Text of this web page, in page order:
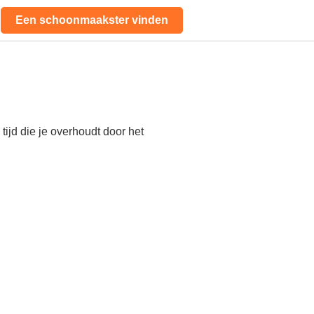
Een schoonmaakster vinden
die je overhoudt door het